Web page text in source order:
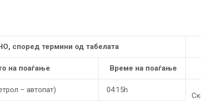
според термини од табелата
на поаѓање Време на поаѓање
– автопат) 04:15h